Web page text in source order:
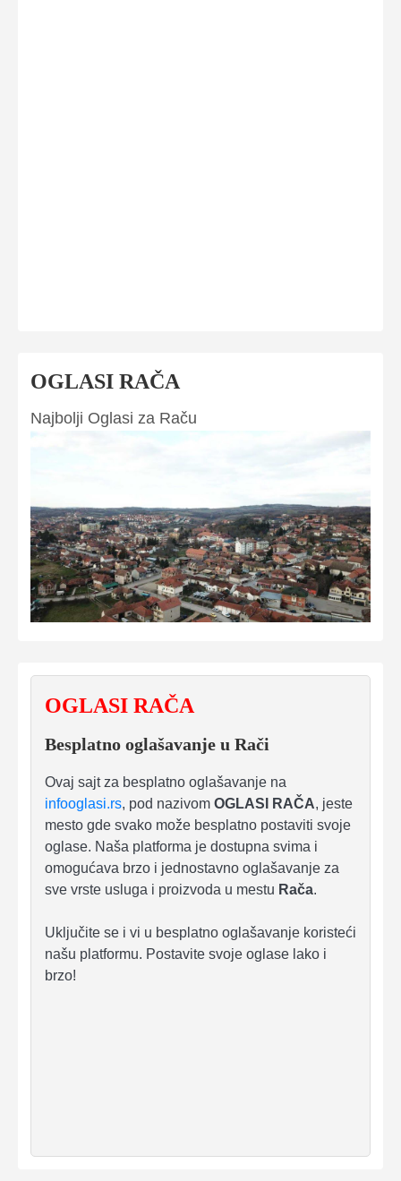
OGLASI RAČA
Najbolji Oglasi za Raču
OGLASI RAČA
Besplatno oglašavanje u Rači
Ovaj sajt za besplatno oglašavanje na
infooglasi.rs, pod nazivom OGLASI RAČA, jeste
mesto gde svako može besplatno postaviti svoje
oglase. Naša platforma je dostupna svima i
omogućava brzo i jednostavno oglašavanje za
sve vrste usluga i proizvoda u mestu Rača.
Uključite se i vi u besplatno oglašavanje koristeći
našu platformu. Postavite svoje oglase lako i
brzo!